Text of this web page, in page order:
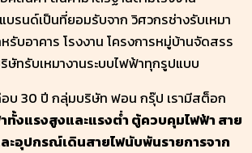
รนด์เป็นที่ยอมรับจาก วิศวกรช่างรับเหมา
รับอาคาร โรงงาน โครงการหมู่บ้านจัดสรร
ษัทรับเหมางานระบบไฟฟ้าทุกรูปแบบ
บ 30 ปี กลุ่มบริษัท ฟอน กรุ๊ป เรามีสต็อก
งแรงสูงและแรงต่ำ ตู้ควบคุมไฟฟ้า สาย
ละอุปกรณ์เดินสายไฟนับพันรายการจาก